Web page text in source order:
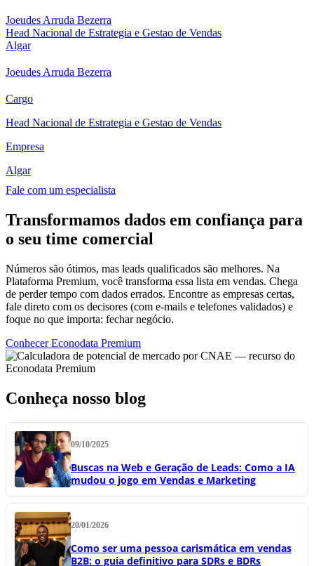
Joeudes Arruda Bezerra
Head Nacional de Estrategia e Gestao de Vendas
Algar
Joeudes Arruda Bezerra
Cargo
Head Nacional de Estrategia e Gestao de Vendas
Empresa
Algar
Fale com um especialista
Transformamos dados em confiança para
o seu time comercial
Números são ótimos, mas leads qualificados são melhores. Na
Plataforma Premium, você transforma essa lista em vendas. Chega
de perder tempo com dados errados. Encontre as empresas certas,
fale direto com os decisores (com e-mails e telefones validados) e
foque no que importa: fechar negócio.
Conhecer Econodata Premium
Conheça nosso blog
09/10/2025
Buscas na Web e Geração de Leads: Como a IA
mudou o jogo em Vendas e Marketing
20/01/2026
Como ser uma pessoa carismática em vendas
B2B: o guia definitivo para SDRs e BDRs